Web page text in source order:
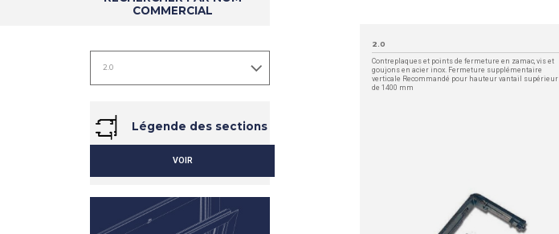
COMMERCIAL
Légende des sections
VOIR
2.0
Contreplaques et points de fermeture en zamac, vis et
goujons en acier inox. Fermeture supplémentaire
verticale Recommandé pour hauteur vantail supérieur
de 1400 mm
DÉTAIL